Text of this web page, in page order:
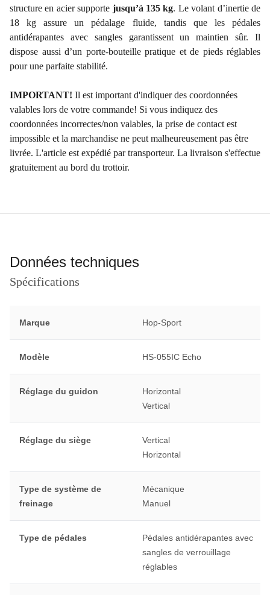
structure en acier supporte jusqu’à 135 kg. Le volant d’inertie de
18 kg assure un pédalage fluide, tandis que les pédales
antidérapantes avec sangles garantissent un maintien sûr. Il
dispose aussi d’un porte-bouteille pratique et de pieds réglables
pour une parfaite stabilité.
IMPORTANT! Il est important d'indiquer des coordonnées
valables lors de votre commande! Si vous indiquez des
coordonnées incorrectes/non valables, la prise de contact est
impossible et la marchandise ne peut malheureusement pas être
livrée. L'article est expédié par transporteur. La livraison s'effectue
gratuitement au bord du trottoir. ​
Données techniques
Spécifications
Marque Hop-Sport
Modèle HS-055IC Echo
Réglage du guidon
Horizontal
Vertical
Réglage du siège
Vertical
Horizontal
Type de système de
freinage
Mécanique
Manuel
Type de pédales
Pédales antidérapantes avec
sangles de verrouillage
réglables